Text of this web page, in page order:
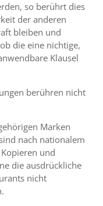
so berührt dies
der anderen
bleiben und
die eine nichtige,
Klausel
berühren nicht
Marken
nach nationalem
und
die ausdrückliche
nicht